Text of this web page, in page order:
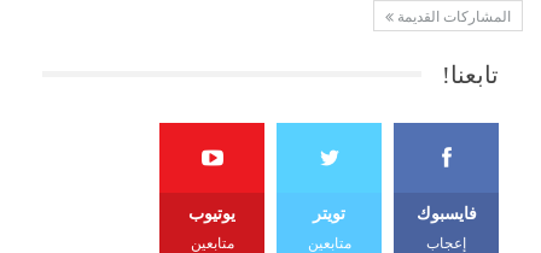
المشاركات القديمة
تابعنا!
فايسبوك
إعجاب
تويتر
متابعين
يوتيوب
متابعين